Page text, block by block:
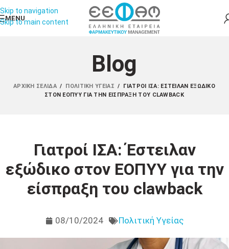
Skip to navigation
Skip to main content
MENU
Blog
ΑΡΧΙΚΉ ΣΕΛΊΔΑ / ΠΟΛΙΤΙΚΉ ΥΓΕΊΑΣ /
ΓΙΑΤΡΟΊ ΙΣΑ: ΈΣΤΕΙΛΑΝ ΕΞΏΔΙΚΟ
ΣΤΟΝ ΕΟΠΥΥ ΓΙΑ ΤΗΝ ΕΊΣΠΡΑΞΗ ΤΟΥ CLAWBACK
Γιατροί ΙΣΑ: Έστειλαν
εξώδικο στον ΕΟΠΥΥ για την
είσπραξη του clawback
08/10/2024 Πολιτική Υγείας